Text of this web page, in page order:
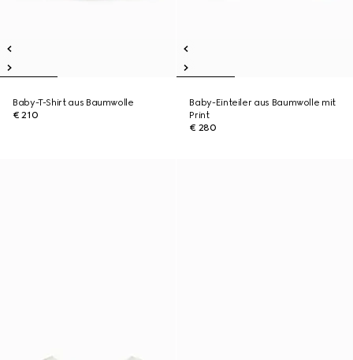
Baby-T-Shirt aus Baumwolle
€ 210
Baby-Einteiler aus Baumwolle mit
Print
€ 280